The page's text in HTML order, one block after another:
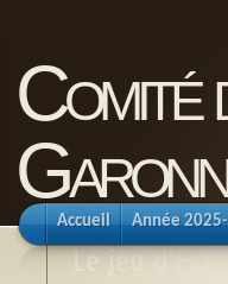
Comité
Le jeu
Accueil Année